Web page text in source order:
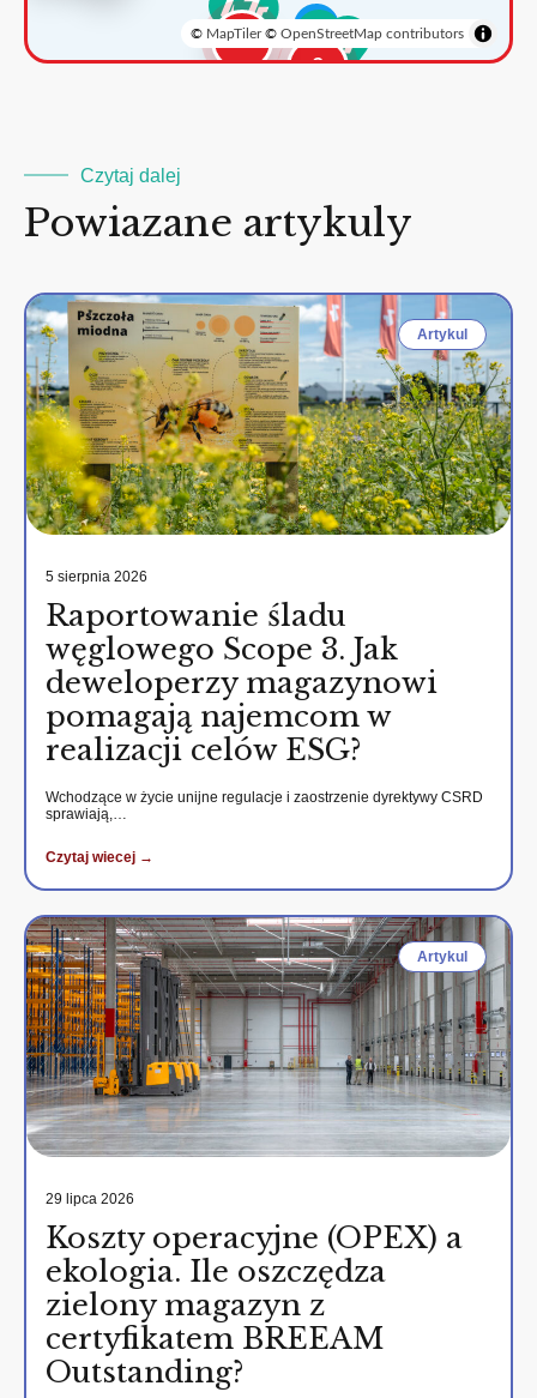
2
3
© MapTiler© OpenStreetMap contributors
Czytaj dalej
Powiazane artykuly
Artykul
5 sierpnia 2026
Raportowanie śladu
węglowego Scope 3. Jak
deweloperzy magazynowi
pomagają najemcom w
realizacji celów ESG?
Wchodzące w życie unijne regulacje i zaostrzenie dyrektywy CSRD
sprawiają,…
Czytaj wiecej →
Artykul
29 lipca 2026
Koszty operacyjne (OPEX) a
ekologia. Ile oszczędza
zielony magazyn z
certyfikatem BREEAM
Outstanding?